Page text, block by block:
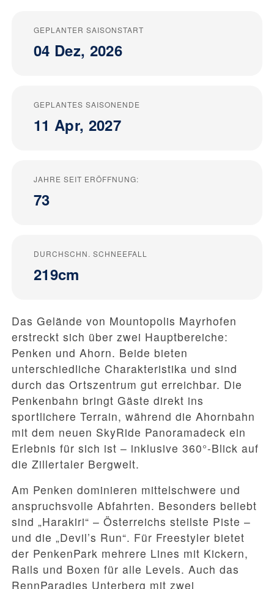
GEPLANTER SAISONSTART
04 Dez, 2026
GEPLANTES SAISONENDE
11 Apr, 2027
JAHRE SEIT ERÖFFNUNG:
73
DURCHSCHN. SCHNEEFALL
219cm
Das Gelände von Mountopolis Mayrhofen
erstreckt sich über zwei Hauptbereiche:
Penken und Ahorn. Beide bieten
unterschiedliche Charakteristika und sind
durch das Ortszentrum gut erreichbar. Die
Penkenbahn bringt Gäste direkt ins
sportlichere Terrain, während die Ahornbahn
mit dem neuen SkyRide Panoramadeck ein
Erlebnis für sich ist – inklusive 360°-Blick auf
die Zillertaler Bergwelt.
Am Penken dominieren mittelschwere und
anspruchsvolle Abfahrten. Besonders beliebt
sind „Harakiri“ – Österreichs steilste Piste –
und die „Devil’s Run“. Für Freestyler bietet
der PenkenPark mehrere Lines mit Kickern,
Rails und Boxen für alle Levels. Auch das
RennParadies Unterberg mit zwei